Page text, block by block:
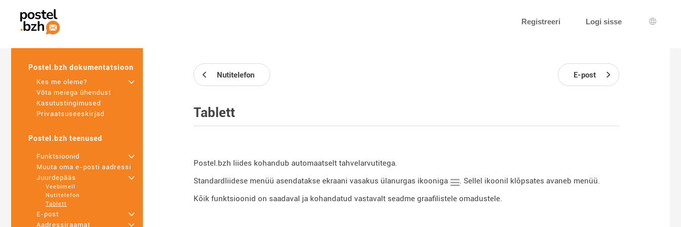
Registreeri Logi sisse
Postel.bzh dokumentatsioon
Kes me oleme?
+
Võta meiega ühendust
Kasutustingimused
Privaatsuseeskirjad
Postel.bzh teenused
Funktsioonid
+
Muuta oma e-posti aadressi
Juurdepääs
+
Veebimeil
Nutitelefon
Tablett
E-post
+
Aadressiraamat
+
Nutitelefon E-post
Tablett
Postel.bzh liides kohandub automaatselt tahvelarvutitega.
Standardliidese menüü asendatakse ekraani vasakus ülanurgas ikooniga
. Sellel ikoonil klõpsates avaneb menüü.
Kõik funktsioonid on saadaval ja kohandatud vastavalt seadme graafilistele omadustele.